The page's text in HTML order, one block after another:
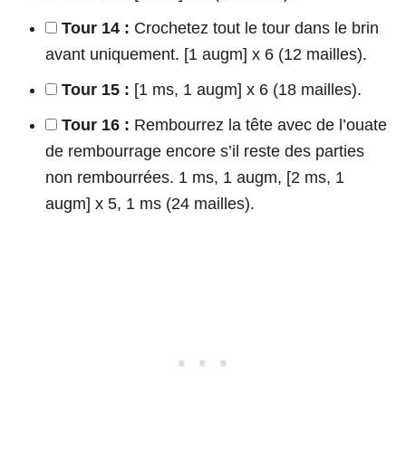
Tour 14 : Crochetez tout le tour dans le brin
avant uniquement. [1 augm] x 6 (12 mailles).
Tour 15 : [1 ms, 1 augm] x 6 (18 mailles).
Tour 16 : Rembourrez la tête avec de l’ouate
de rembourrage encore s’il reste des parties
non rembourrées. 1 ms, 1 augm, [2 ms, 1
augm] x 5, 1 ms (24 mailles).